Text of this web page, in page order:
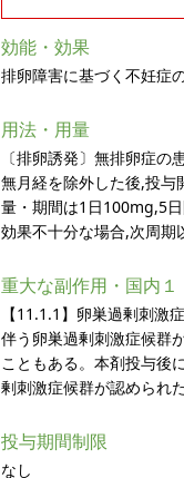
効能・効果
排卵障害に基づく不妊症
用法・用量
〔排卵誘発〕無排卵症
無月経を除外した後,投
量・期間は1日100mg,5
効果不十分な場合,次周期
重大な副作用・国内１
【11.1.1】卵巣過剰刺激
伴う卵巣過剰刺激症候群
こともある。本剤投与後
剰刺激症候群が認められ
投与期間制限
なし